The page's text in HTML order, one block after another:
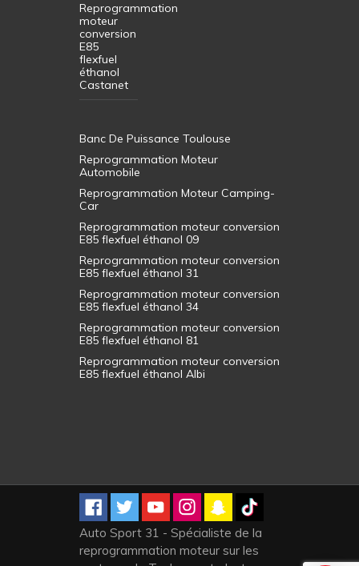
Reprogrammation
moteur
conversion
E85
flexfuel
éthanol
Castanet
Banc De Puissance Toulouse
Reprogrammation Moteur
Automobile
Reprogrammation Moteur Camping-
Car
Reprogrammation moteur conversion
E85 flexfuel éthanol 09
Reprogrammation moteur conversion
E85 flexfuel éthanol 31
Reprogrammation moteur conversion
E85 flexfuel éthanol 34
Reprogrammation moteur conversion
E85 flexfuel éthanol 81
Reprogrammation moteur conversion
E85 flexfuel éthanol Albi
Auto Sport 31 - Spécialiste de la
reprogrammation moteur sur les